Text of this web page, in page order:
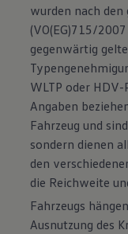
wurden nach
(VO(EG)715/
gegenwärtig
WLTP oder
Angaben
Fahrzeug und
sondern dienen
den
die Reichweite
Fahrzeugs
Ausnutzung des